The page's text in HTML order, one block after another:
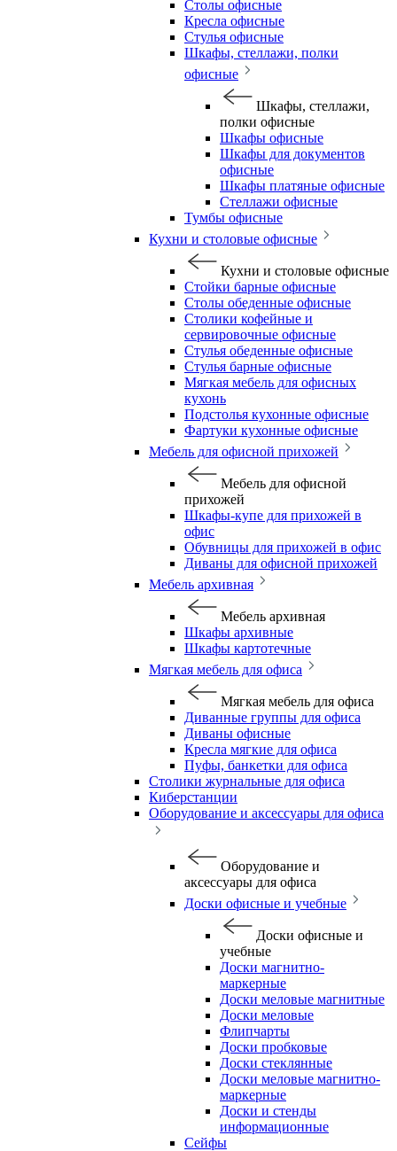
Столы офисные
Кресла офисные
Стулья офисные
Шкафы, стеллажи, полки
офисные
Шкафы, стеллажи,
полки офисные
Шкафы офисные
Шкафы для документов
офисные
Шкафы платяные офисные
Стеллажи офисные
Тумбы офисные
Кухни и столовые офисные
Кухни и столовые офисные
Стойки барные офисные
Столы обеденные офисные
Столики кофейные и
сервировочные офисные
Стулья обеденные офисные
Стулья барные офисные
Мягкая мебель для офисных
кухонь
Подстолья кухонные офисные
Фартуки кухонные офисные
Мебель для офисной прихожей
Мебель для офисной
прихожей
Шкафы-купе для прихожей в
офис
Обувницы для прихожей в офис
Диваны для офисной прихожей
Мебель архивная
Мебель архивная
Шкафы архивные
Шкафы картотечные
Мягкая мебель для офиса
Мягкая мебель для офиса
Диванные группы для офиса
Диваны офисные
Кресла мягкие для офиса
Пуфы, банкетки для офиса
Столики журнальные для офиса
Киберстанции
Оборудование и аксессуары для офиса
Оборудование и
аксессуары для офиса
Доски офисные и учебные
Доски офисные и
учебные
Доски магнитно-
маркерные
Доски меловые магнитные
Доски меловые
Флипчарты
Доски пробковые
Доски стеклянные
Доски меловые магнитно-
маркерные
Доски и стенды
информационные
Сейфы